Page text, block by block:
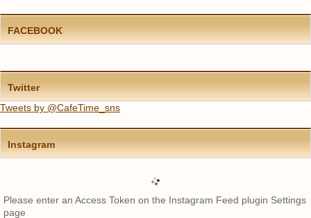
FACEBOOK
Twitter
Tweets by @CafeTime_sns
Instagram
Please enter an Access Token on the Instagram Feed plugin Settings
page